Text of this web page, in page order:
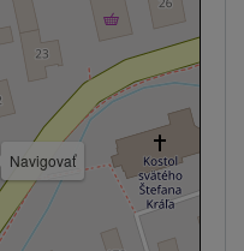
Navigovať